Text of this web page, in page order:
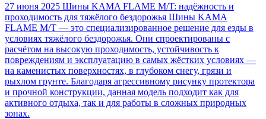
27 июня 2025 Шины KAMA FLAME M/T: надёжность и
проходимость для тяжёлого бездорожья Шины KAMA
FLAME M/T — это специализированное решение для езды в
условиях тяжёлого бездорожья. Они спроектированы с
расчётом на высокую проходимость, устойчивость к
повреждениям и эксплуатацию в самых жёстких условиях —
на каменистых поверхностях, в глубоком снегу, грязи и
рыхлом грунте. Благодаря агрессивному рисунку протектора
и прочной конструкции, данная модель подходит как для
активного отдыха, так и для работы в сложных природных
зонах.